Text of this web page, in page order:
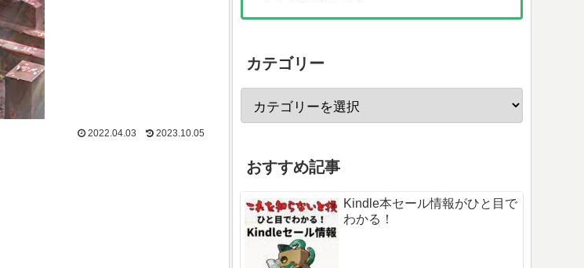
2022.04.03 2023.10.05
カテゴリー
おすすめ記事
Kindle本セール情報がひと目で
わかる！